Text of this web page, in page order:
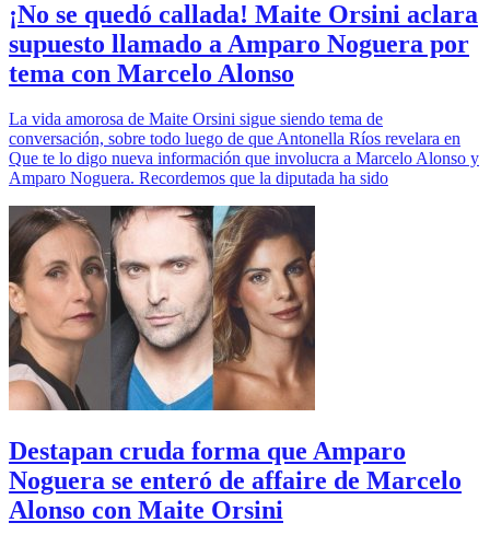
¡No se quedó callada! Maite Orsini aclara
supuesto llamado a Amparo Noguera por
tema con Marcelo Alonso
La vida amorosa de Maite Orsini sigue siendo tema de
conversación, sobre todo luego de que Antonella Ríos revelara en
Que te lo digo nueva información que involucra a Marcelo Alonso y
Amparo Noguera. Recordemos que la diputada ha sido
Destapan cruda forma que Amparo
Noguera se enteró de affaire de Marcelo
Alonso con Maite Orsini